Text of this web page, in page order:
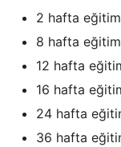
2 hafta
8 hafta
12 hafta
16 hafta
24 hafta
36 hafta